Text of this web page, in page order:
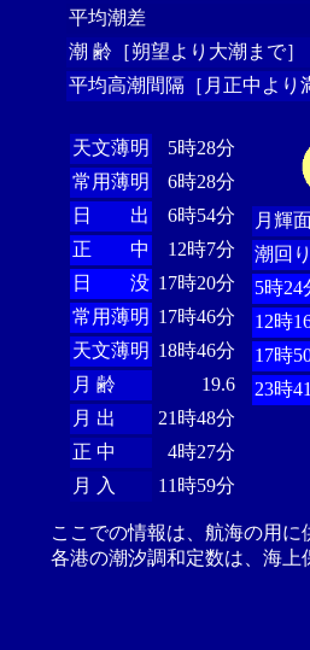
平均潮差
潮 齢［朔望より大潮まで］
平均高潮間隔［月正中より
天文薄明
5時28分
常用薄明
6時28分
日 出
6時54分
正 中
12時7分
日 没 17時20分
常用薄明 17時46分
天文薄明 18時46分
月 齢
19.6
月 出
21時48分
正 中
4時27分
月 入
11時59分
月輝
潮回り
5時24
12時
17時
23時
ここでの情報は、航海の用
各港の潮汐調和定数は、海